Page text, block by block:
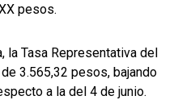
pesos.
la Tasa Representativa del
3.565,32 pesos, bajando
a la del 4 de junio.